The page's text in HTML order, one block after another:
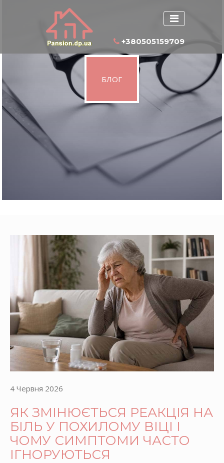
+380505159709
БЛОГ
4 Червня 2026
ЯК ЗМІНЮЄТЬСЯ РЕАКЦІЯ НА
БІЛЬ У ПОХИЛОМУ ВІЦІ І
ЧОМУ СИМПТОМИ ЧАСТО
ІГНОРУЮТЬСЯ